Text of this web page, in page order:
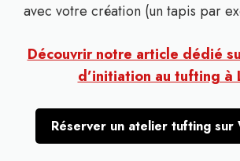
avec votre création (un tapis par
Découvrir notre article dédié
d’initiation au tufting à
Réserver un atelier tufting sur